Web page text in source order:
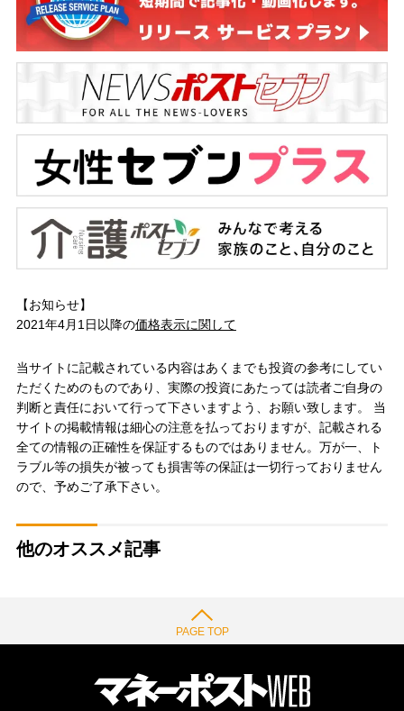
【お知らせ】
2021年4月1日以降の価格表示に関して
当サイトに記載されている内容はあくまでも投資の参考にしてい
ただくためのものであり、実際の投資にあたっては読者ご自身の
判断と責任において行って下さいますよう、お願い致します。 当
サイトの掲載情報は細心の注意を払っておりますが、記載される
全ての情報の正確性を保証するものではありません。万が一、ト
ラブル等の損失が被っても損害等の保証は一切行っておりません
ので、予めご了承下さい。
他のオススメ記事
PAGE TOP